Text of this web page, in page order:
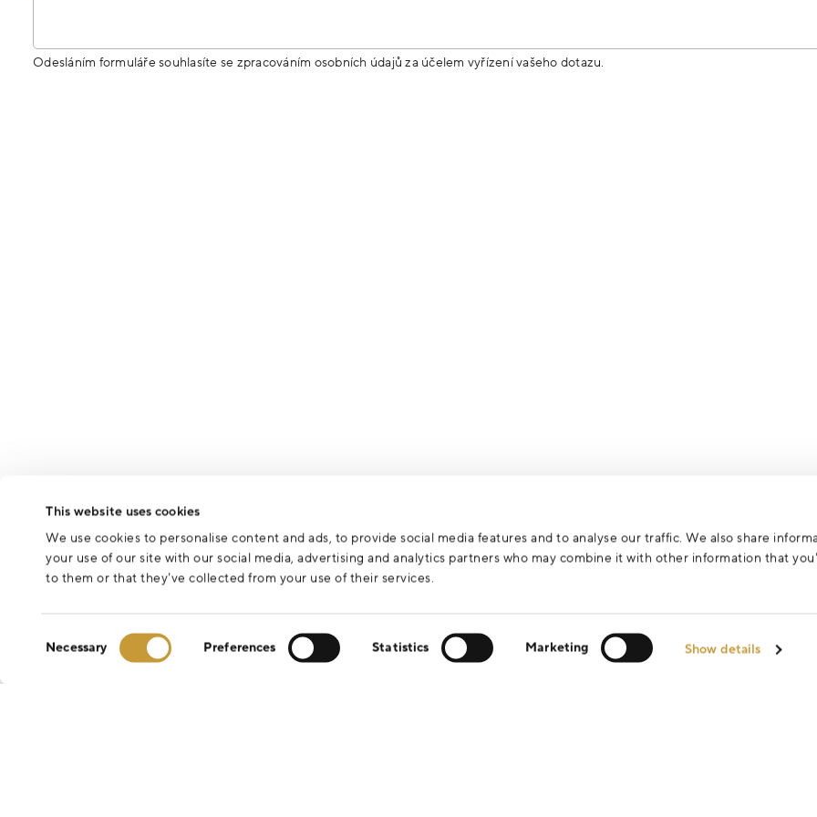
This website uses cookies
We use cookies to personalise content and ads, to provide social media features and to analyse our traffic. We also share
your use of our site with our social media, advertising and analytics partners who may combine it with other information that
to them or that they’ve collected from your use of their services.
Necessary Preferences Statistics Marketing Show details
Odesláním formuláře souhlasíte se zpracováním osobních údajů za účelem vyřízení vašeho dotazu.